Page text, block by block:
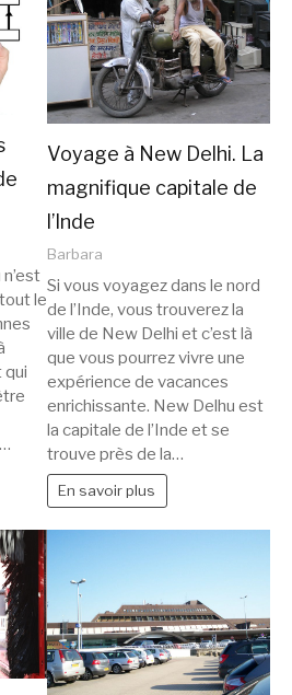
le
qui
Voyage à New Delhi. La
magnifique capitale de
l’Inde
Barbara
Si vous voyagez dans le nord
de l’Inde, vous trouverez la
ville de New Delhi et c’est là
que vous pourrez vivre une
expérience de vacances
enrichissante. New Delhu est
la capitale de l’Inde et se
trouve près de la…
En savoir plus